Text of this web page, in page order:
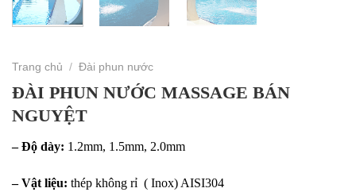
Trang chủ / Đài phun nước
ĐÀI PHUN NƯỚC MASSAGE BÁN
NGUYỆT
– Độ dày: 1.2mm, 1.5mm, 2.0mm
– Vật liệu: thép không rỉ ( Inox) AISI304